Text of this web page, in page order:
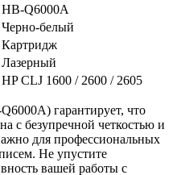
HB-Q6000A
Черно-белый
Картридж
Лазерный
HP CLJ 1600 / 2600 / 2605
гарантирует, что
с безупречной четкостью и
для профессиональных
Не упустите
вашей работы с